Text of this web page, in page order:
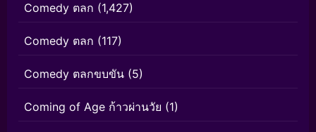
Comedy ตลก (1,427)
Comedy ตลก (117)
Comedy ตลกขบขัน (5)
Coming of Age ก้าวผ่านวัย (1)